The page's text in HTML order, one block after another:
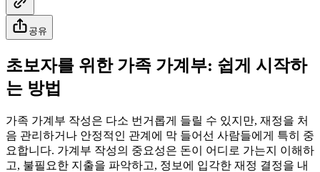
공유
초보자를 위한 가족 가계부: 쉽게 시작하
는 방법
가족 가계부 작성은 다소 번거롭게 들릴 수 있지만, 재정을 처
음 관리하거나 안정적인 관계에 막 들어선 사람들에게 특히 중
요합니다. 가계부 작성의 중요성은 돈이 어디로 가는지 이해하
고, 불필요한 지출을 파악하고, 정보에 입각한 재정 결정을 내